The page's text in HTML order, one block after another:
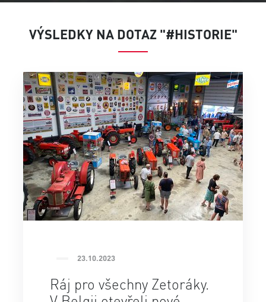
VÝSLEDKY NA DOTAZ "#HISTORIE"
23.10.2023
Ráj pro všechny Zetoráky.